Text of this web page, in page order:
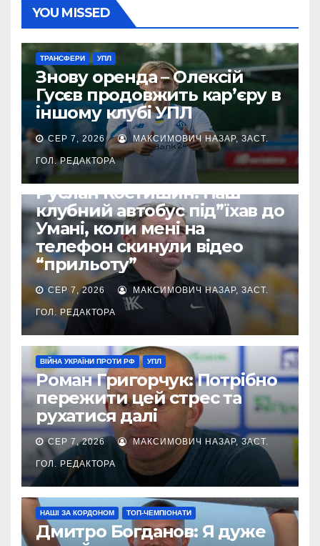
YOU MISSED
ТРАНСФЕРИ УПЛ
Знову оренда – Олексій
Гусєв продовжить кар’єру в
іншому клубі УПЛ
СЕР 7, 2026 МАКСИМОВИЧ НАЗАР, ЗАСТ.
ГОЛ. РЕДАКТОРА
ВІЙНА УКРАЇНИ ПРОТИ РФ
Руслан Костишин: Наш
клубний автобус під”їхав до
Умані, коли мені на
телефон скинули відео
“прильоту”
СЕР 7, 2026 МАКСИМОВИЧ НАЗАР, ЗАСТ.
ГОЛ. РЕДАКТОРА
ВІЙНА УКРАЇНИ ПРОТИ РФ УПЛ
Роман Григорчук: Потрібно
пережити цей стрес та
рухатися далі
СЕР 7, 2026 МАКСИМОВИЧ НАЗАР, ЗАСТ.
ГОЛ. РЕДАКТОРА
НАШІ ЗА КОРДОНОМ ТОП-ЧЕМПІОНАТИ
Дмитро Богданов: Я дуже